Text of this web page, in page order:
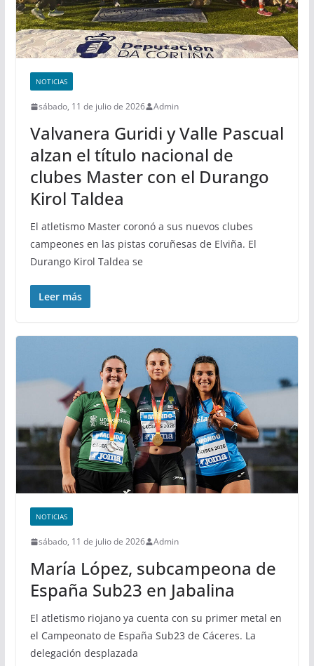
NOTICIAS
sábado, 11 de julio de 2026 Admin
Valvanera Guridi y Valle Pascual
alzan el título nacional de
clubes Master con el Durango
Kirol Taldea
El atletismo Master coronó a sus nuevos clubes
campeones en las pistas coruñesas de Elviña. El
Durango Kirol Taldea se
Leer más
NOTICIAS
sábado, 11 de julio de 2026 Admin
María López, subcampeona de
España Sub23 en Jabalina
El atletismo riojano ya cuenta con su primer metal en
el Campeonato de España Sub23 de Cáceres. La
delegación desplazada